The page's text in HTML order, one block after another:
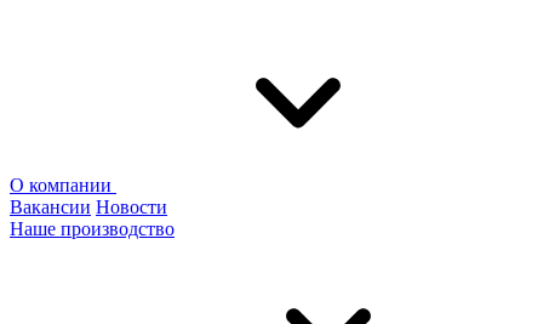
О компании
Вакансии Новости
Наше производство